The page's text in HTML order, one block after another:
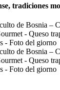
tradiciones